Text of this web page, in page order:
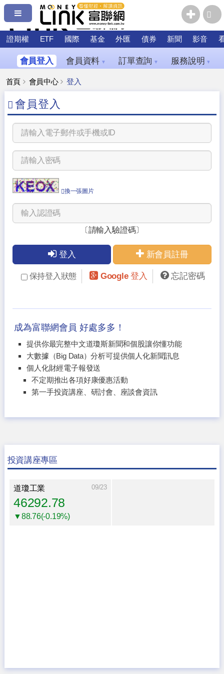
證期權 ETF 國際 基金 外匯 債券 新聞 影音
會員登入 會員資料 ▼ 訂單查詢 ▼ 服務說明 ▼
首頁 會員中心 登入
會員登入
換一張圖片
〔請輸入驗證碼〕
登入 新會員註冊
保持登入狀態 Google 登入 忘記密碼
成為富聯網會員 好處多多！
提供你最完整中文道瓊斯新聞和個股讓你懂功能
大數據（Big Data）分析可提供個人化新聞訊息
個人化財經電子報發送
不定期推出各項好康優惠活動
第一手投資講座、研討會、座談會資訊
投資講座專區
道瓊工業 09/23
46292.78
▼88.76(-0.19%)